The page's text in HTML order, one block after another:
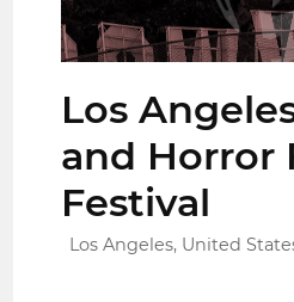
Los
and Horror
Festival
Los Angeles, United